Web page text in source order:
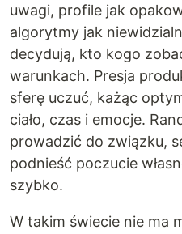
uwagi, profile jak
algorytmy jak
decydują, kto kogo
warunkach. Presja
sferę uczuć, każąc
ciało, czas i emocje.
prowadzić do związku,
podnieść poczucie
szybko.
W takim świecie nie ma